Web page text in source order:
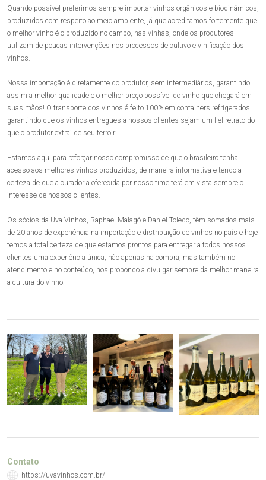
Quando possível preferimos sempre importar vinhos orgânicos e biodinâmicos,
produzidos com respeito ao meio ambiente, já que acreditamos fortemente que
o melhor vinho é o produzido no campo, nas vinhas, onde os produtores
utilizam de poucas intervenções nos processos de cultivo e vinificação dos
vinhos.
Nossa importação é diretamente do produtor, sem intermediários, garantindo
assim a melhor qualidade e o melhor preço possível do vinho que chegará em
suas mãos! O transporte dos vinhos é feito 100% em containers refrigerados
garantindo que os vinhos entregues a nossos clientes sejam um fiel retrato do
que o produtor extrai de seu terroir.
Estamos aqui para reforçar nosso compromisso de que o brasileiro tenha
acesso aos melhores vinhos produzidos, de maneira informativa e tendo a
certeza de que a curadoria oferecida por nosso time terá em vista sempre o
interesse de nossos clientes.
Os sócios da Uva Vinhos, Raphael Malagó e Daniel Toledo, têm somados mais
de 20 anos de experiência na importação e distribuição de vinhos no país e hoje
temos a total certeza de que estamos prontos para entregar a todos nossos
clientes uma experiência única, não apenas na compra, mas também no
atendimento e no conteúdo, nos propondo a divulgar sempre da melhor maneira
a cultura do vinho.
Contato
https://uvavinhos.com.br/